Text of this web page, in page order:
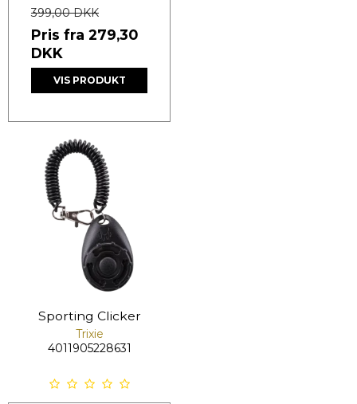
399,00 DKK
Pris fra 279,30
DKK
VIS PRODUKT
Sporting Clicker
Trixie
4011905228631